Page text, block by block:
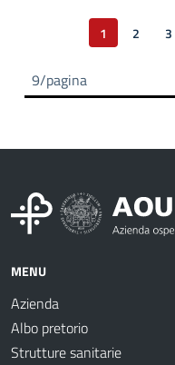
1 2 3
9/pagina
MENU
Azienda
Albo pretorio
Strutture sanitarie